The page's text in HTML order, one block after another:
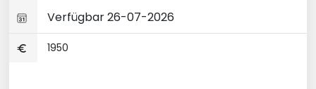
Verfügbar 26-07-2026
1950